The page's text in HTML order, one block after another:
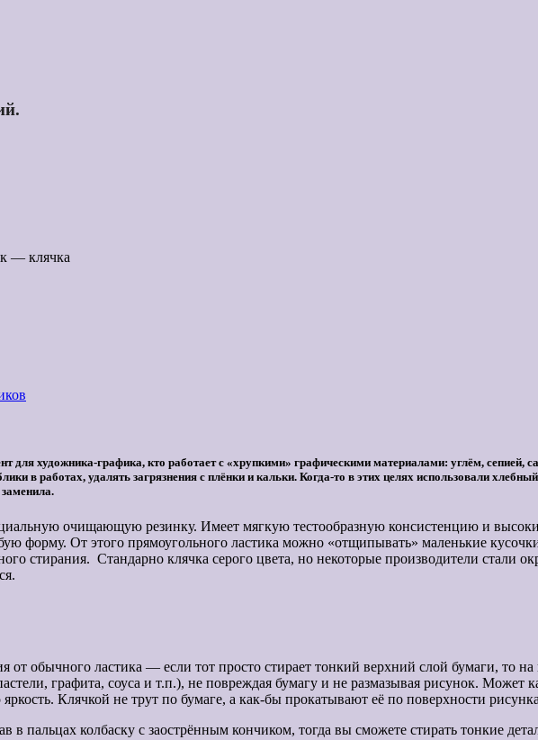
— клячка
для художника-графика, кто работает с «хрупкими» графическими материалами: углём, сепией,
в работах, удалять загрязнения с плёнки и кальки. Когда-то в этих целях использовали
очищающую резинку. Имеет мягкую тестообразную консистенцию и
форму. От этого прямоугольного ластика можно «отщипывать» маленькие
стирания. Стандарно клячка серого цвета, но некоторые производители стали
от обычного ластика — если тот просто стирает тонкий верхний слой бумаги, то
графита, соуса и т.п.), не повреждая бумагу и не размазывая рисунок. Может
Клячкой не трут по бумаге, а как-бы прокатывают её по поверхности
в пальцах колбаску с заострённым кончиком, тогда вы сможете стирать тонкие